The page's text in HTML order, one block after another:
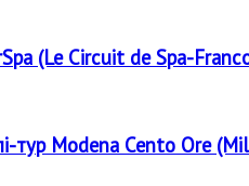
(Le Circuit de Spa-
тур Modena Cento Ore